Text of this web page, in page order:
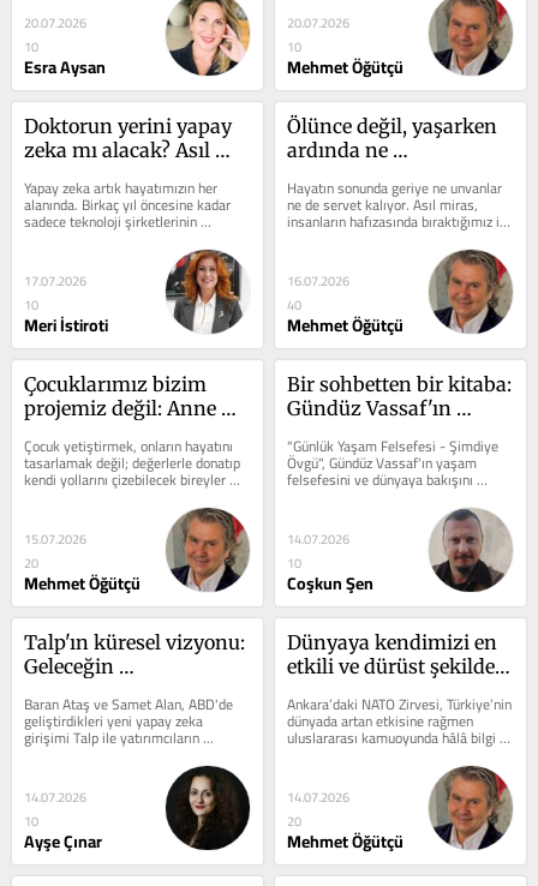
20.07.2026
10
Esra Aysan
20.07.2026
10
Mehmet Öğütçü
Doktorun yerini yapay
zeka mı alacak? Asıl
çalışmayı öğrenmekte
gizli!
Yapay zeka artık hayatımızın her
alanında. Birkaç yıl öncesine kadar
sadece teknoloji şirketlerinin
gündeminde olan bu kavram, bugün...
17.07.2026
10
Meri İstiroti
Ölünce değil, yaşarken
ardında ne
Hayatın sonunda geriye ne unvanlar
ne de servet kalıyor. Asıl miras,
insanların hafızasında bıraktığımız iz
16.07.2026
40
Mehmet Öğütçü
Çocuklarımız bizim
projemiz değil: Anne
düşünmek
Çocuk yetiştirmek, onların hayatını
tasarlamak değil; değerlerle donatıp
kendi yollarını çizebilecek bireyler
olarak hayata...
15.07.2026
20
Mehmet Öğütçü
Bir sohbetten bir kitaba:
Gündüz Vassaf'ın
"Günlük Yaşam Felsefesi - Şimdiye
Övgü", Gündüz Vassaf'ın yaşam
felsefesini ve dünyaya bakışını
anlamak isteyenler için güçlü bir
14.07.2026
10
Coşkun Şen
Talp'ın küresel vizyonu:
Geleceğin
yaratmak
Baran Ataş ve Samet Alan, ABD'de
geliştirdikleri yeni yapay zeka
girişimi Talp ile yatırımcıların
dikkatini çekti. 20 milyon dolar
14.07.2026
10
Ayşe Çınar
Dünyaya kendimizi en
etkili ve dürüst şekilde
Ankara’daki NATO Zirvesi, Türkiye’nin
dünyada artan etkisine rağmen
uluslararası kamuoyunda hâlâ bilgi
eksikliği ve önyargılarla karşı...
14.07.2026
20
Mehmet Öğütçü